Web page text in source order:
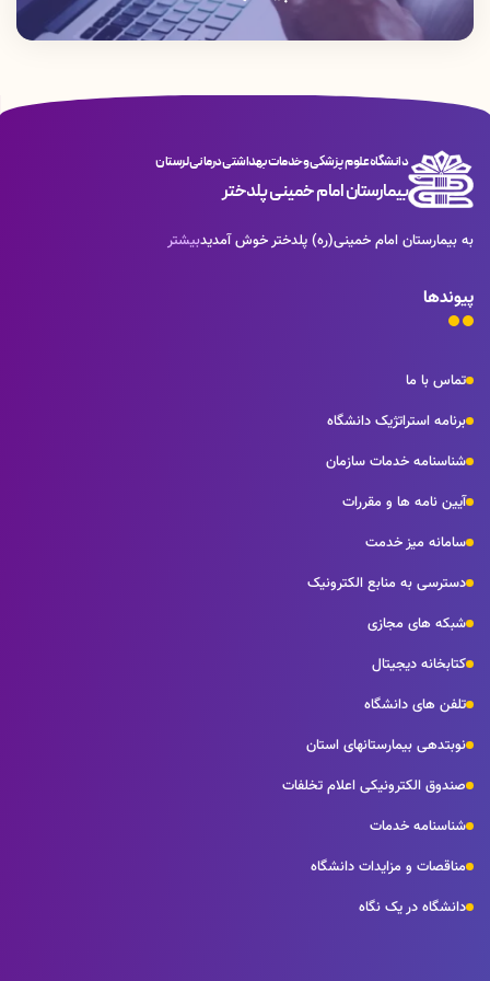
متخصص اطفال
دکتر علی صفدر سیاوشی-دکتر علی جعفری
متخصص گوش و حلق و بینی:دکتر الناز ایزدی
دانشگاه علوم پزشکی و خدمات بهداشتی درمانی لرستان
بیمارستان امام خمینی پلدختر
به بیمارستان امام خمینی(ره) پلدختر خوش آمدیدبیشتر
پیوندها
تماس با ما
برنامه استراتژیک دانشگاه
شناسنامه خدمات سازمان
آیین نامه ها و مقررات
سامانه میز خدمت
دسترسی به منابع الکترونیک
شبکه های مجازی
کتابخانه دیجیتال
تلفن های دانشگاه
نوبتدهی بیمارستانهای استان
صندوق الکترونیکی اعلام تخلفات
شناسنامه خدمات
مناقصات و مزایدات دانشگاه
دانشگاه در یک نگاه